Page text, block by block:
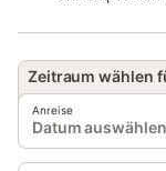
Zeitraum wählen
Anreise
Datum auswählen